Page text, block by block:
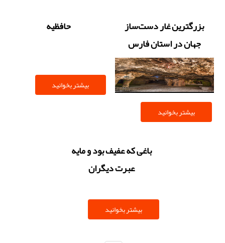
بزرگترین غار دست‌ساز
جهان در استان فارس
بیشتر بخوانید
حافظیه
بیشتر بخوانید
باغی که عفیف بود و مایه
عبرت دیگران
بیشتر بخوانید